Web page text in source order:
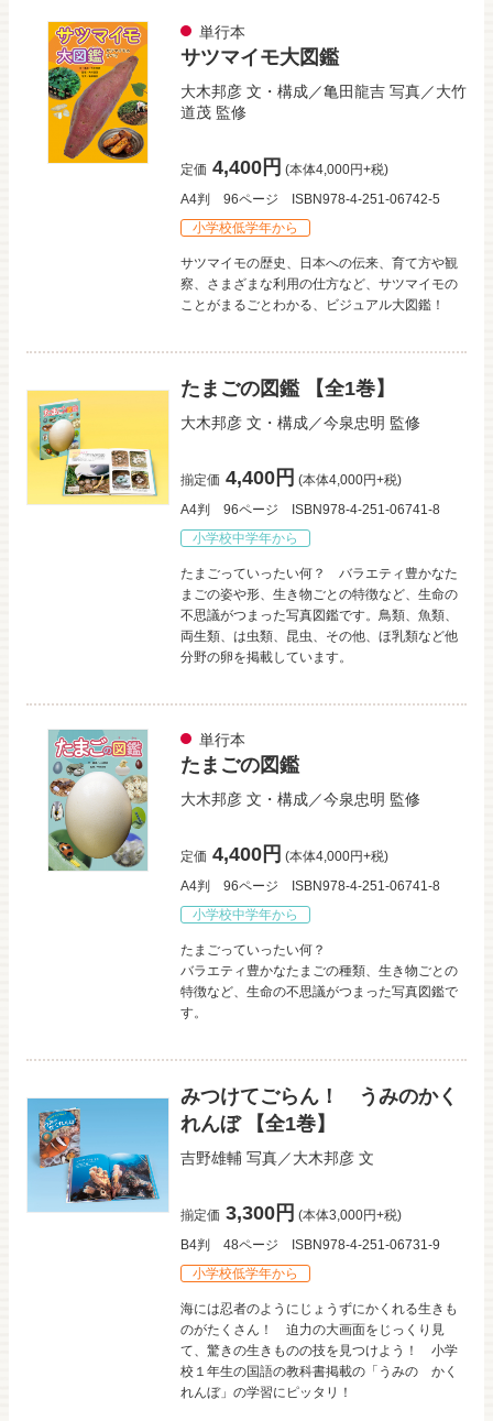
単行本
サツマイモ大図鑑
大木邦彦 文・構成／亀田龍吉 写真／大竹
道茂 監修
定価 4,400円 (本体4,000円+税)
A4判
96ページ
ISBN978-4-251-06742-5
小学校低学年から
サツマイモの歴史、日本への伝来、育て方や観
察、さまざまな利用の仕方など、サツマイモの
ことがまるごとわかる、ビジュアル大図鑑！
たまごの図鑑 【全1巻】
大木邦彦 文・構成／今泉忠明 監修
揃定価 4,400円 (本体4,000円+税)
A4判
96ページ
ISBN978-4-251-06741-8
小学校中学年から
たまごっていったい何？ バラエティ豊かなた
まごの姿や形、生き物ごとの特徴など、生命の
不思議がつまった写真図鑑です。鳥類、魚類、
両生類、は虫類、昆虫、その他、ほ乳類など他
分野の卵を掲載しています。
単行本
たまごの図鑑
大木邦彦 文・構成／今泉忠明 監修
定価 4,400円 (本体4,000円+税)
A4判
96ページ
ISBN978-4-251-06741-8
小学校中学年から
たまごっていったい何？
バラエティ豊かなたまごの種類、生き物ごとの
特徴など、生命の不思議がつまった写真図鑑で
す。
みつけてごらん！ うみのかく
れんぼ 【全1巻】
吉野雄輔 写真／大木邦彦 文
揃定価 3,300円 (本体3,000円+税)
B4判
48ページ
ISBN978-4-251-06731-9
小学校低学年から
海には忍者のようにじょうずにかくれる生きも
のがたくさん！ 迫力の大画面をじっくり見
て、驚きの生きものの技を見つけよう！ 小学
校１年生の国語の教科書掲載の「うみの かく
れんぼ」の学習にピッタリ！